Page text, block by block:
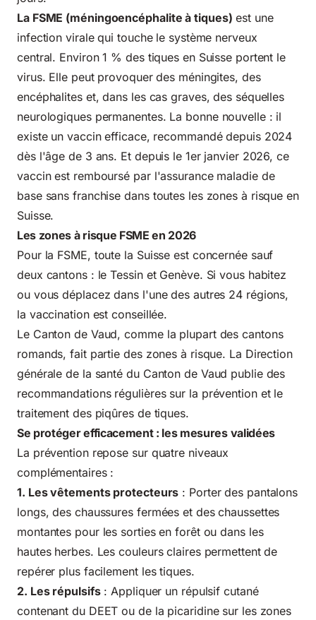
La FSME (méningoencéphalite à tiques) est une
infection virale qui touche le système nerveux
central. Environ 1 % des tiques en Suisse portent le
virus. Elle peut provoquer des méningites, des
encéphalites et, dans les cas graves, des séquelles
neurologiques permanentes. La bonne nouvelle : il
existe un vaccin efficace, recommandé depuis 2024
dès l'âge de 3 ans. Et depuis le 1er janvier 2026, ce
vaccin est remboursé par l'assurance maladie de
base sans franchise dans toutes les zones à risque en
Suisse.
Les zones à risque FSME en 2026
Pour la FSME, toute la Suisse est concernée sauf
deux cantons : le Tessin et Genève. Si vous habitez
ou vous déplacez dans l'une des autres 24 régions,
la vaccination est conseillée.
Le Canton de Vaud, comme la plupart des cantons
romands, fait partie des zones à risque. La Direction
générale de la santé du Canton de Vaud publie des
recommandations régulières sur la prévention et le
traitement des piqûres de tiques.
Se protéger efficacement : les mesures validées
La prévention repose sur quatre niveaux
complémentaires :
1. Les vêtements protecteurs : Porter des pantalons
longs, des chaussures fermées et des chaussettes
montantes pour les sorties en forêt ou dans les
hautes herbes. Les couleurs claires permettent de
repérer plus facilement les tiques.
2. Les répulsifs: Appliquer un répulsif cutané
contenant du DEET ou de la picaridine sur les zones